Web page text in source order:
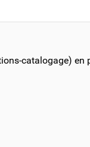
catalogage) en